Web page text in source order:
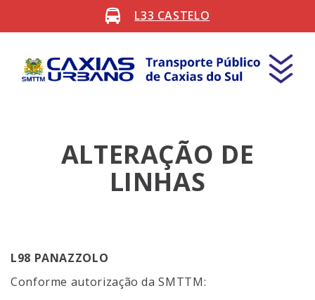
L33 CASTELO
ALTERAÇÃO DE
LINHAS
L98 PANAZZOLO
Conforme autorização da SMTTM: